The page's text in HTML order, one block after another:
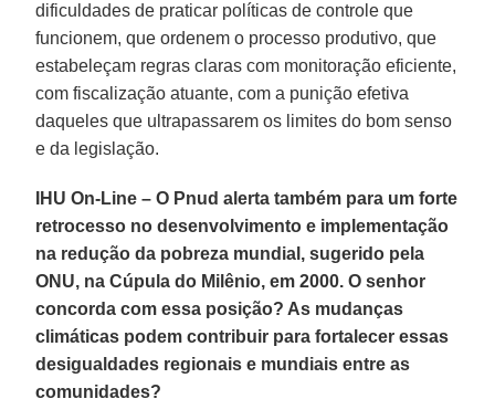
dificuldades de praticar políticas de controle que
funcionem, que ordenem o processo produtivo, que
estabeleçam regras claras com monitoração eficiente,
com fiscalização atuante, com a punição efetiva
daqueles que ultrapassarem os limites do bom senso
e da legislação.
IHU On-Line – O Pnud alerta também para um forte
retrocesso no desenvolvimento e implementação
na redução da pobreza mundial, sugerido pela
ONU, na Cúpula do Milênio, em 2000. O senhor
concorda com essa posição? As mudanças
climáticas podem contribuir para fortalecer essas
desigualdades regionais e mundiais entre as
comunidades?